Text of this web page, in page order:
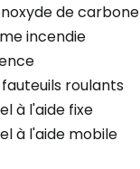
de carbone
incendie
roulants
à l'aide fixe
à l'aide mobile